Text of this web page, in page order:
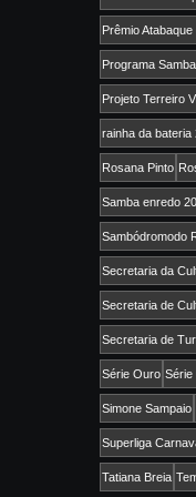
Prêmio
Programa
Projeto Terreiro
rainha da bateria
Rosana Pinto
Samba enredo
Sambódromodo
Secretaria da
Secretaria de
Secretaria de
Série Ouro Série
Simone Sampaio
Superliga
Tatiana Breia